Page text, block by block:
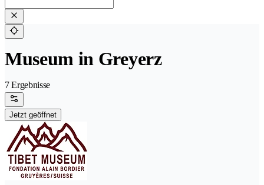
Museum in Greyerz
7 Ergebnisse
Jetzt geöffnet